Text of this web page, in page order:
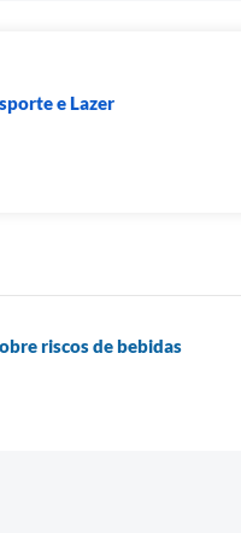
e Lazer
riscos de bebidas